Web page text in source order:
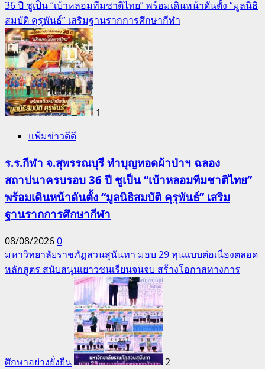
36 ปี ชูเป็น “เบ้าหลอมทีมชาติไทย” พร้อมเดินหน้าดันตั้ง “มูลนิธิ
สมบัติ คุรุพันธ์” เสริมฐานรากการศึกษากีฬา
1
แฟ้มข่าวดีดี
ร.ร.กีฬา จ.สุพรรณบุรี ทำบุญทอดผ้าป่าฯ ฉลอง
สถาปนาครบรอบ 36 ปี ชูเป็น “เบ้าหลอมทีมชาติไทย”
พร้อมเดินหน้าดันตั้ง “มูลนิธิสมบัติ คุรุพันธ์” เสริม
ฐานรากการศึกษากีฬา
08/08/20260
มหาวิทยาลัยราชภัฏสวนสุนันทา มอบ 29 ทุนแบบต่อเนื่องตลอด
หลักสูตร สนับสนุนเยาวชนเรียนจนจบ สร้างโอกาสทางการ
ศึกษาอย่างยั่งยืน
2